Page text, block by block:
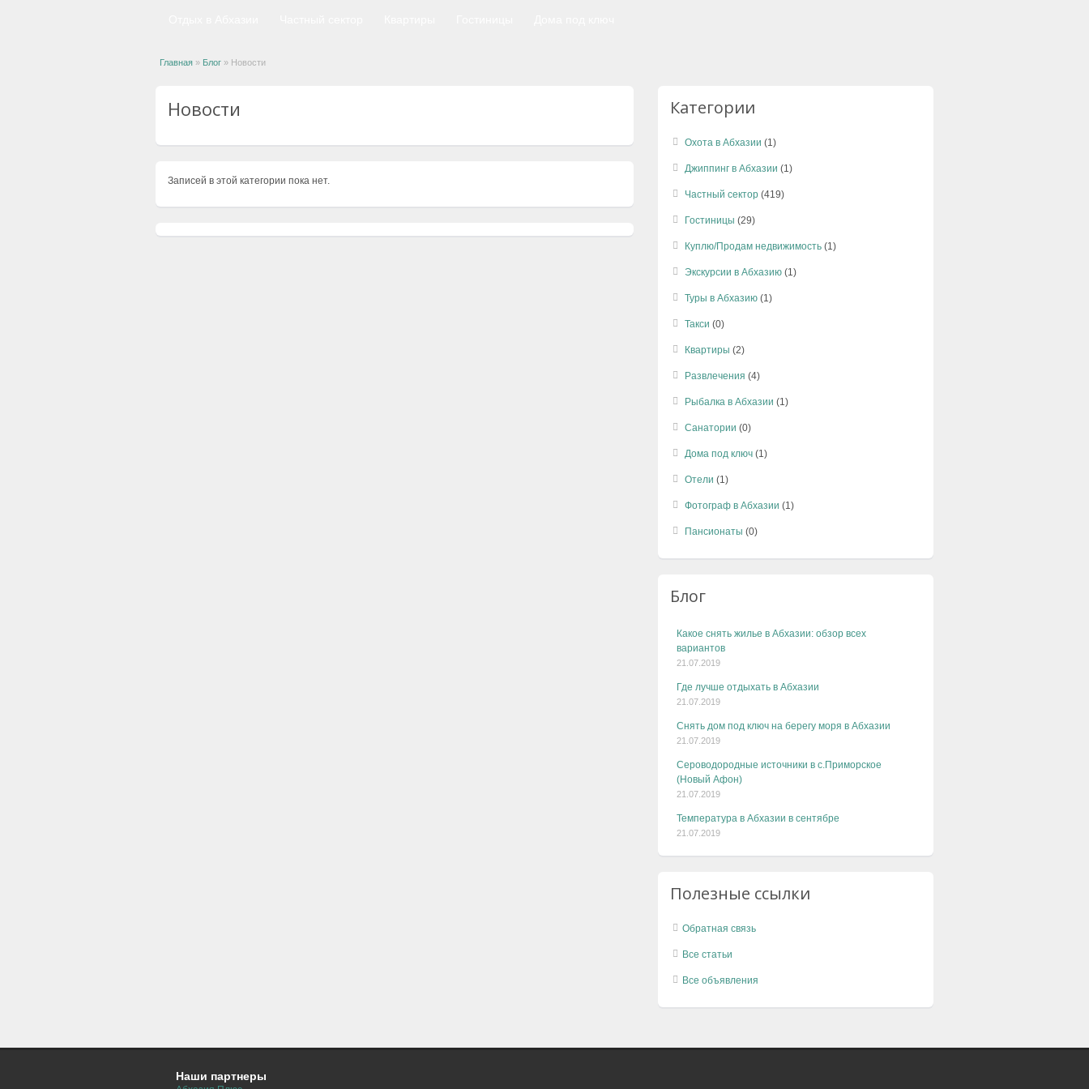
Главная » Блог » Новости
Новости
Записей в этой категории пока нет.
Категории
Охота в Абхазии (1)
Джиппинг в Абхазии (1)
Частный сектор (419)
Гостиницы (29)
Куплю/Продам недвижимость (1)
Экскурсии в Абхазию (1)
Туры в Абхазию (1)
Такси (0)
Квартиры (2)
Развлечения (4)
Рыбалка в Абхазии (1)
Санатории (0)
Дома под ключ (1)
Отели (1)
Фотограф в Абхазии (1)
Пансионаты (0)
Блог
Какое снять жилье в Абхазии: обзор всех
вариантов
21.07.2019
Где лучше отдыхать в Абхазии
21.07.2019
Снять дом под ключ на берегу моря в Абхазии
21.07.2019
Сероводородные источники в с.Приморское
(Новый Афон)
21.07.2019
Температура в Абхазии в сентябре
21.07.2019
Полезные ссылки
Обратная связь
Все статьи
Все объявления
Наши партнеры